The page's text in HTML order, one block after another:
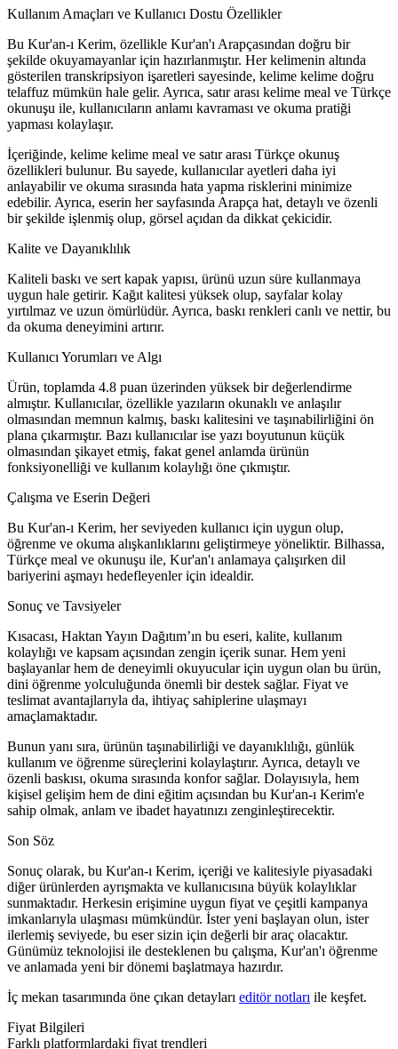
Kullanım Amaçları ve Kullanıcı Dostu Özellikler
Bu Kur'an-ı Kerim, özellikle Kur'an'ı Arapçasından doğru bir
şekilde okuyamayanlar için hazırlanmıştır. Her kelimenin altında
gösterilen transkripsiyon işaretleri sayesinde, kelime kelime doğru
telaffuz mümkün hale gelir. Ayrıca, satır arası kelime meal ve Türkçe
okunuşu ile, kullanıcıların anlamı kavraması ve okuma pratiği
yapması kolaylaşır.
İçeriğinde, kelime kelime meal ve satır arası Türkçe okunuş
özellikleri bulunur. Bu sayede, kullanıcılar ayetleri daha iyi
anlayabilir ve okuma sırasında hata yapma risklerini minimize
edebilir. Ayrıca, eserin her sayfasında Arapça hat, detaylı ve özenli
bir şekilde işlenmiş olup, görsel açıdan da dikkat çekicidir.
Kalite ve Dayanıklılık
Kaliteli baskı ve sert kapak yapısı, ürünü uzun süre kullanmaya
uygun hale getirir. Kağıt kalitesi yüksek olup, sayfalar kolay
yırtılmaz ve uzun ömürlüdür. Ayrıca, baskı renkleri canlı ve nettir, bu
da okuma deneyimini artırır.
Kullanıcı Yorumları ve Algı
Ürün, toplamda 4.8 puan üzerinden yüksek bir değerlendirme
almıştır. Kullanıcılar, özellikle yazıların okunaklı ve anlaşılır
olmasından memnun kalmış, baskı kalitesini ve taşınabilirliğini ön
plana çıkarmıştır. Bazı kullanıcılar ise yazı boyutunun küçük
olmasından şikayet etmiş, fakat genel anlamda ürünün
fonksiyonelliği ve kullanım kolaylığı öne çıkmıştır.
Çalışma ve Eserin Değeri
Bu Kur'an-ı Kerim, her seviyeden kullanıcı için uygun olup,
öğrenme ve okuma alışkanlıklarını geliştirmeye yöneliktir. Bilhassa,
Türkçe meal ve okunuşu ile, Kur'an'ı anlamaya çalışırken dil
bariyerini aşmayı hedefleyenler için idealdir.
Sonuç ve Tavsiyeler
Kısacası, Haktan Yayın Dağıtım’ın bu eseri, kalite, kullanım
kolaylığı ve kapsam açısından zengin içerik sunar. Hem yeni
başlayanlar hem de deneyimli okuyucular için uygun olan bu ürün,
dini öğrenme yolculuğunda önemli bir destek sağlar. Fiyat ve
teslimat avantajlarıyla da, ihtiyaç sahiplerine ulaşmayı
amaçlamaktadır.
Bunun yanı sıra, ürünün taşınabilirliği ve dayanıklılığı, günlük
kullanım ve öğrenme süreçlerini kolaylaştırır. Ayrıca, detaylı ve
özenli baskısı, okuma sırasında konfor sağlar. Dolayısıyla, hem
kişisel gelişim hem de dini eğitim açısından bu Kur'an-ı Kerim'e
sahip olmak, anlam ve ibadet hayatınızı zenginleştirecektir.
Son Söz
Sonuç olarak, bu Kur'an-ı Kerim, içeriği ve kalitesiyle piyasadaki
diğer ürünlerden ayrışmakta ve kullanıcısına büyük kolaylıklar
sunmaktadır. Herkesin erişimine uygun fiyat ve çeşitli kampanya
imkanlarıyla ulaşması mümkündür. İster yeni başlayan olun, ister
ilerlemiş seviyede, bu eser sizin için değerli bir araç olacaktır.
Günümüz teknolojisi ile desteklenen bu çalışma, Kur'an'ı öğrenme
ve anlamada yeni bir dönemi başlatmaya hazırdır.
İç mekan tasarımında öne çıkan detayları editör notları ile keşfet.
Fiyat Bilgileri
Farklı platformlardaki fiyat trendleri